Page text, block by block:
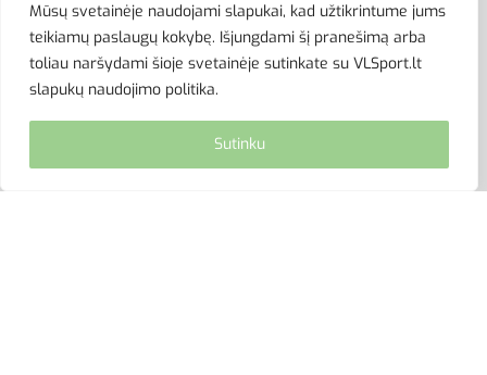
Mūsų svetainėje naudojami slapukai, kad užtikrintume jums
teikiamų paslaugų kokybę. Išjungdami šį pranešimą arba
toliau naršydami šioje svetainėje sutinkate su VLSport.lt
slapukų naudojimo politika.
Sutinku